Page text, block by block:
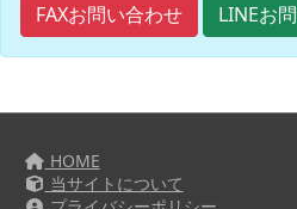
FAXお問い合わせ
LINEお
HOME
当サイトについて